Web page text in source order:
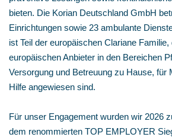
bieten. Die Korian Deutschland GmbH
Einrichtungen sowie 23 ambulante
ist Teil der europäischen Clariane
europäischen Anbieter in den Bereichen
Versorgung und Betreuung zu Hause, für
Hilfe angewiesen sind.
Für unser Engagement wurden wir 2026
dem renommierten TOP EMPLOYER